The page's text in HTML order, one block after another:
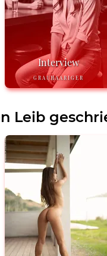
Interview
GRAUHAARIGER
Leib